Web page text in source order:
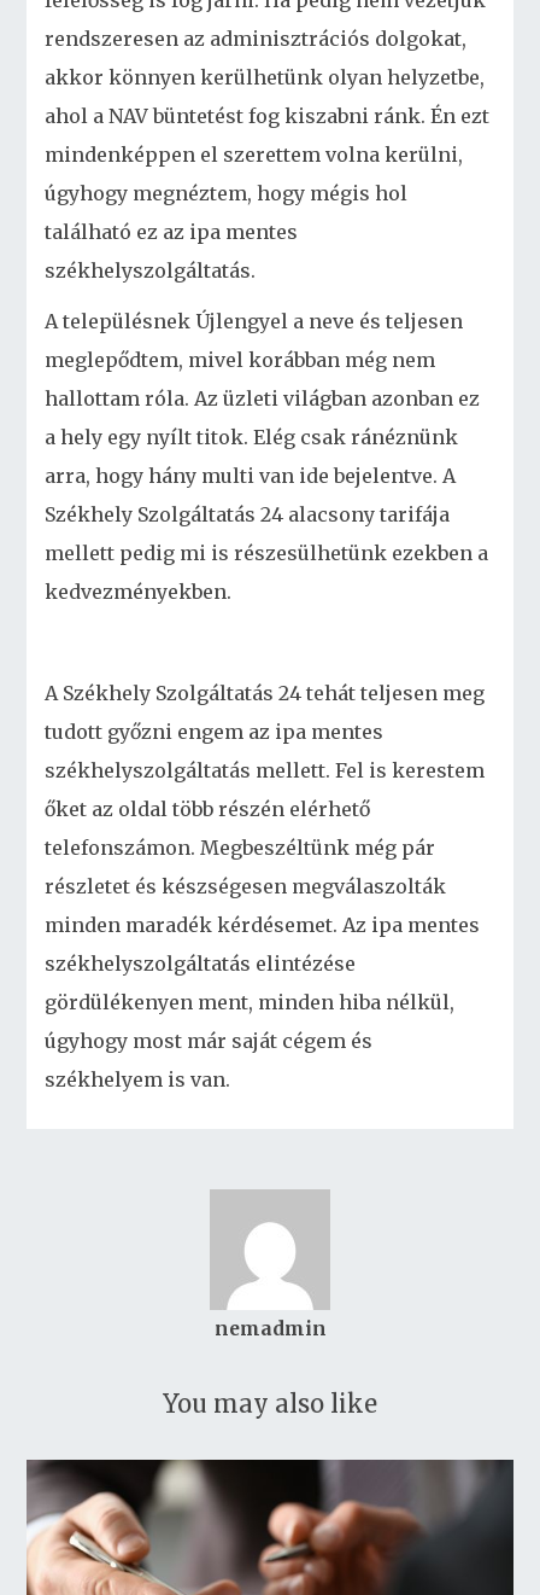
rendszeresen az adminisztrációs dolgokat,
akkor könnyen kerülhetünk olyan helyzetbe,
ahol a NAV büntetést fog kiszabni ránk. Én ezt
mindenképpen el szerettem volna kerülni,
úgyhogy megnéztem, hogy mégis hol
található ez az ipa mentes
székhelyszolgáltatás.
A településnek Újlengyel a neve és teljesen
meglepődtem, mivel korábban még nem
hallottam róla. Az üzleti világban azonban ez
a hely egy nyílt titok. Elég csak ránéznünk
arra, hogy hány multi van ide bejelentve. A
Székhely Szolgáltatás 24 alacsony tarifája
mellett pedig mi is részesülhetünk ezekben a
kedvezményekben.
A Székhely Szolgáltatás 24 tehát teljesen meg
tudott győzni engem az ipa mentes
székhelyszolgáltatás mellett. Fel is kerestem
őket az oldal több részén elérhető
telefonszámon. Megbeszéltünk még pár
részletet és készségesen megválaszolták
minden maradék kérdésemet. Az ipa mentes
székhelyszolgáltatás elintézése
gördülékenyen ment, minden hiba nélkül,
úgyhogy most már saját cégem és
székhelyem is van.
nemadmin
You may also like